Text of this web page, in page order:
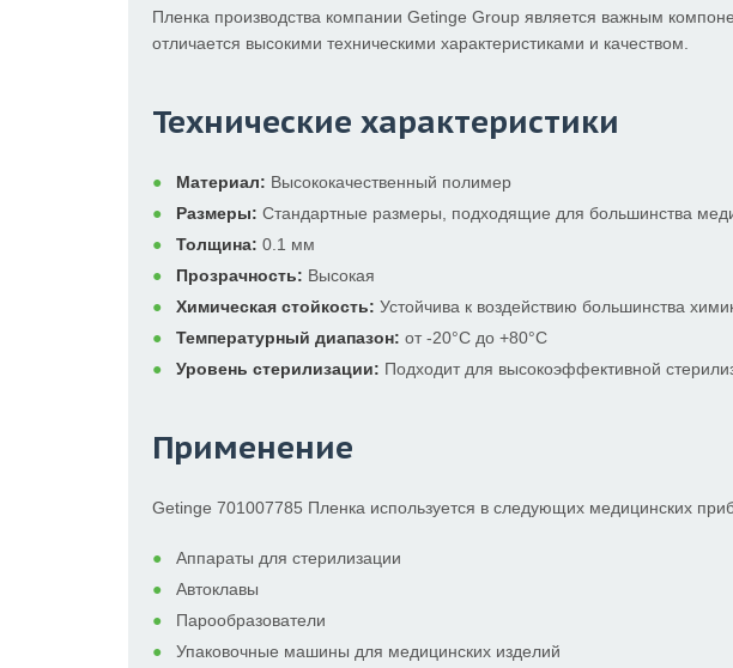
Пленка производства компании Getinge Group является важным
отличается высокими техническими характеристиками и качеством.
Технические характеристики
Материал: Высококачественный полимер
Размеры: Стандартные размеры, подходящие для большинства
Толщина: 0.1 мм
Прозрачность: Высокая
Химическая стойкость: Устойчива к воздействию большинства
Температурный диапазон: от -20°C до +80°C
Уровень стерилизации: Подходит для высокоэффективной
Применение
Getinge 701007785 Пленка используется в следующих медицинских
Аппараты для стерилизации
Автоклавы
Парообразователи
Упаковочные машины для медицинских изделий